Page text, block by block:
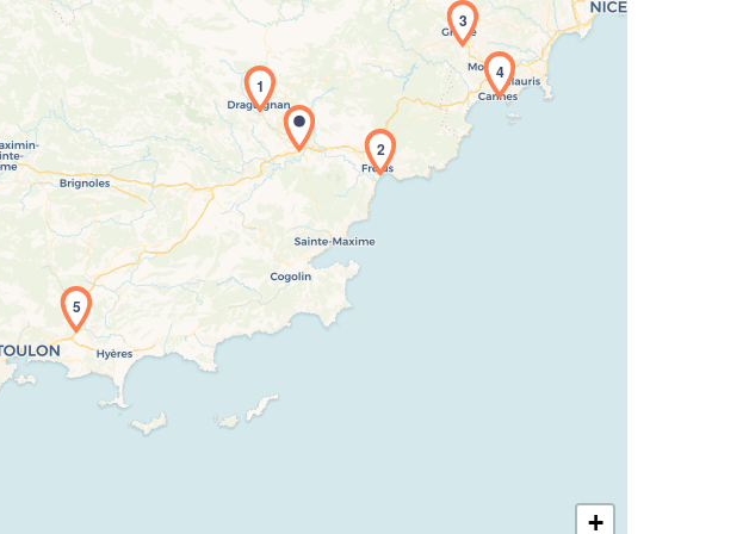
Chargement de la carte en cours...
1
2
3
4
5
+